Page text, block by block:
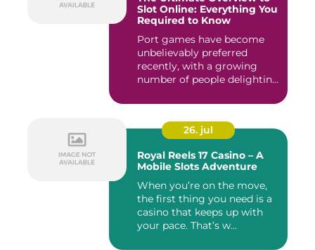
Slot Online: Everything You
Required to Know
Port games have become
unbelievably preferred
recently, with a growing
number of people delighting
26. jul
Royal Reels 17 Casino – A
Mobile Slots Adventure
When you’re on the move,
the first thing you need is a
casino that keeps up with
your pace. That’s w...